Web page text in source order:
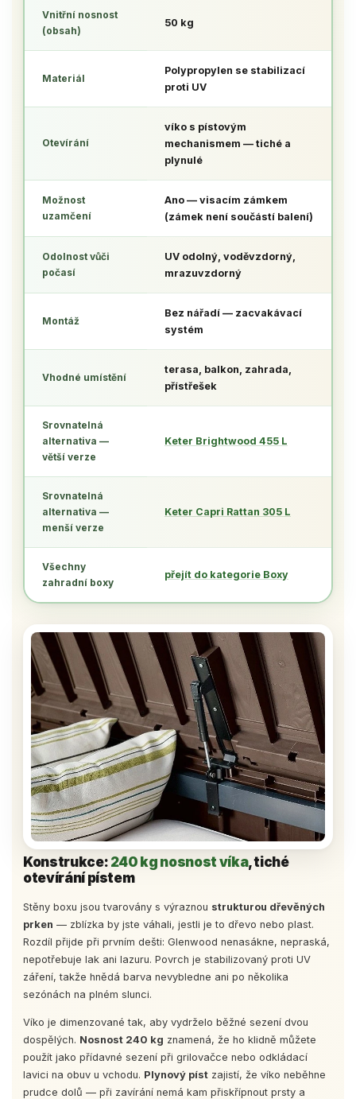
Vnitřní nosnost
(obsah)
50 kg
Materiál
Polypropylen se stabilizací
proti UV
Otevírání
víko s pístovým
mechanismem — tiché a
plynulé
Možnost
uzamčení
Ano — visacím zámkem
(zámek není součástí balení)
Odolnost vůči
počasí
UV odolný, voděvzdorný,
mrazuvzdorný
Montáž
Bez nářadí — zacvakávací
systém
Vhodné umístění
terasa, balkon, zahrada,
přístřešek
Srovnatelná
alternativa —
větší verze
Keter Brightwood 455 L
Srovnatelná
alternativa —
menší verze
Keter Capri Rattan 305 L
Všechny
zahradní boxy
přejít do kategorie Boxy
Konstrukce: 240 kg nosnost víka, tiché
otevírání pístem
Stěny boxu jsou tvarovány s výraznou strukturou dřevěných
prken — zblízka by jste váhali, jestli je to dřevo nebo plast.
Rozdíl přijde při prvním dešti: Glenwood nenasákne, nepraská,
nepotřebuje lak ani lazuru. Povrch je stabilizovaný proti UV
záření, takže hnědá barva nevybledne ani po několika
sezónách na plném slunci.
Víko je dimenzované tak, aby vydrželo běžné sezení dvou
dospělých. Nosnost 240 kg znamená, že ho klidně můžete
použít jako přídavné sezení při grilovačce nebo odkládací
lavici na obuv u vchodu. Plynový píst zajistí, že víko neběhne
prudce dolů — při zavírání nemá kam přiskřípnout prsty a